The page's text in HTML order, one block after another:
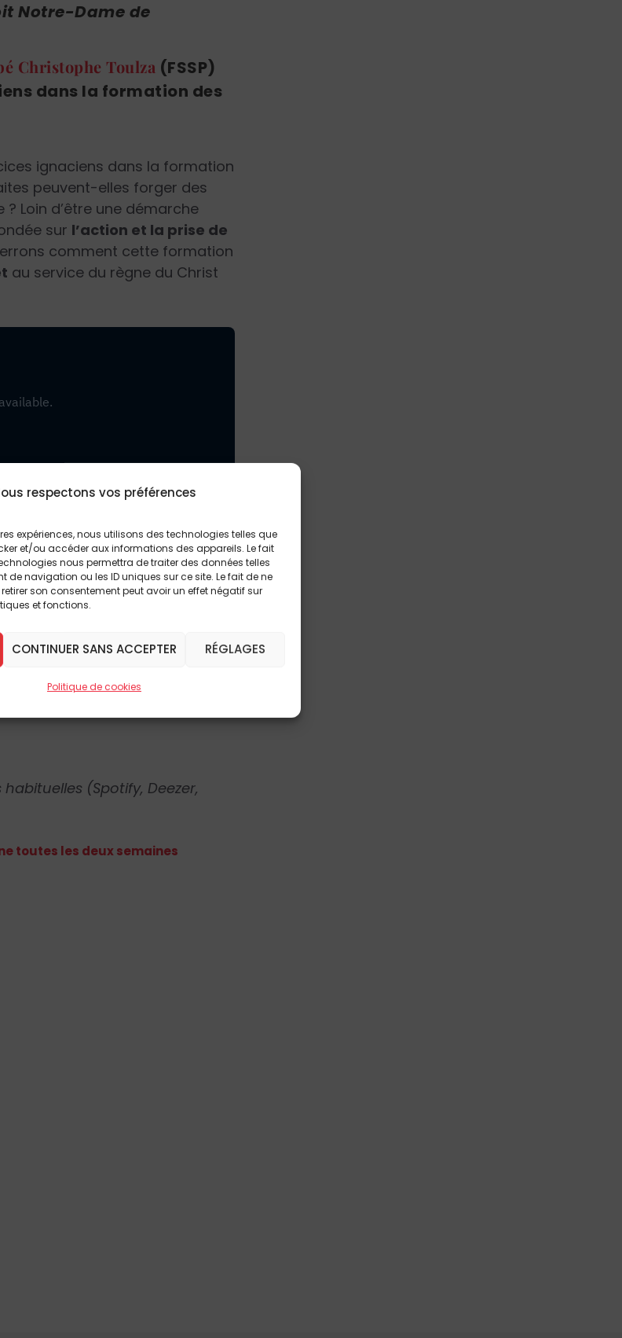
respectons vos préférences
expériences, nous utilisons des technologies telles que
et/ou accéder aux informations des appareils. Le fait
nous permettra de traiter des données telles
de navigation ou les ID uniques sur ce site. Le fait de ne
son consentement peut avoir un effet négatif sur
et fonctions.
CONTINUER SANS ACCEPTER RÉGLAGES
Politique de cookies
Notre-Dame de
Christophe Toulza (FSSP)
dans la formation des
ignaciens dans la formation
peuvent-elles forger des
Loin d’être une démarche
sur l’action et la prise de
comment cette formation
au service du règne du Christ
Abbé Hilaire Vernier
(Spotify, Deezer,
toutes les deux semaines